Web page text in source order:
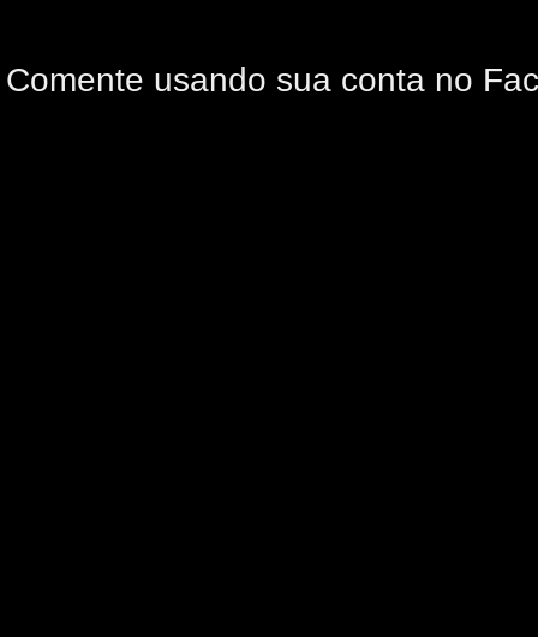
Comente usando sua conta no